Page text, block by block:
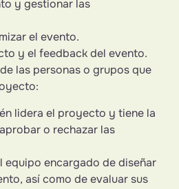
y gestionar las
el evento.
y el feedback del evento.
las personas o grupos que
lidera el proyecto y tiene la
o rechazar las
equipo encargado de diseñar
así como de evaluar sus